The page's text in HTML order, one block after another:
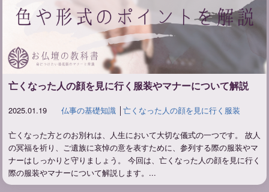
亡くなった人の顔を見に行く服装やマナーについて解説
2025.01.19 仏事の基礎知識│ 亡くなった人の顔を見に行く服装
亡くなった方とのお別れは、人生において大切な儀式の一つです。 故人
の冥福を祈り、ご遺族に哀悼の意を表すために、参列する際の服装やマ
ナーはしっかりと守りましょう。 今回は、亡くなった人の顔を見に行く
際の服装やマナーについて解説します。...